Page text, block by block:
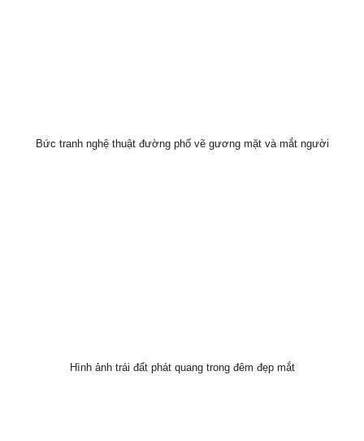
Bức tranh nghệ thuật đường phố vẽ gương mặt và mắt người
Hình ảnh trái đất phát quang trong đêm đẹp mắt